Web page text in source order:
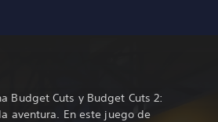
Budget Cuts y Budget Cuts 2:
aventura. En este juego de